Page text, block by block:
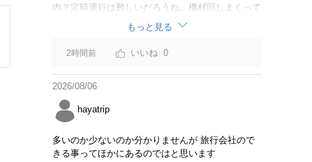
内？定時運行は難しいだろうね。機材回しまくって
るからジェットスター豪州路線は全便遅延するんじ
もっと見る
2時間前 0
2026/08/06
hayatrip
多いのか少ないのか分かりませんが 旅行会社ので
きる事ってほかにあるのではと思います